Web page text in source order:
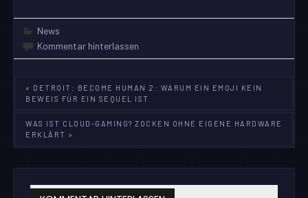
News
Kommentar hinterlassen
Beitragsnavigation
« DETROIT: BECOME HUMAN 2: WARUM EIN EMOJI KEIN
BEWEIS FÜR EIN SEQUEL IST
WAS IST CLOUD-GAMING? ZOCKEN OHNE EIGENE HARDWARE
ERKLÄRT »